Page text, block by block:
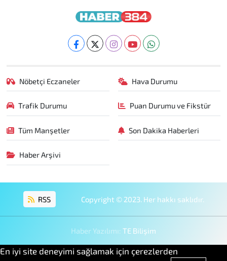
Nöbetçi Eczaneler Hava Durumu
Trafik Durumu Puan Durumu ve Fikstür
Tüm Manşetler Son Dakika Haberleri
Haber Arşivi
RSS Copyright © 2023. Her hakkı saklıdır.
Haber Yazılımı: TE Bilişim
En iyi site deneyimi sağlamak için çerezlerden